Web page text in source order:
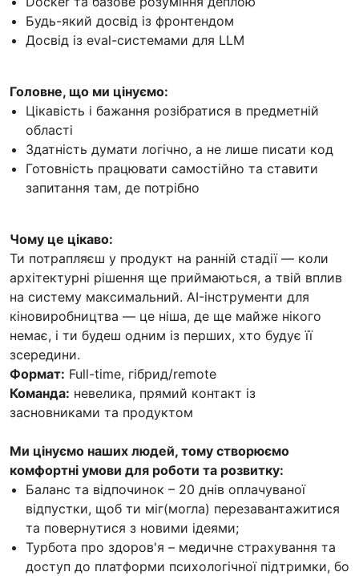
Будь-який досвід із фронтендом
Досвід із eval-системами для LLM
Головне, що ми цінуємо:
Цікавість і бажання розібратися в предметній
області
Здатність думати логічно, а не лише писати код
Готовність працювати самостійно та ставити
запитання там, де потрібно
Чому це цікаво:
Ти потрапляєш у продукт на ранній стадії — коли
архітектурні рішення ще приймаються, а твій вплив
на систему максимальний. AI-інструменти для
кіновиробництва — це ніша, де ще майже нікого
немає, і ти будеш одним із перших, хто будує її
зсередини.
Формат: Full-time, гібрид/remote
Команда: невелика, прямий контакт із
засновниками та продуктом
Ми цінуємо наших людей, тому створюємо
комфортні умови для роботи та розвитку:
Баланс та відпочинок – 20 днів оплачуваної
відпустки, щоб ти міг(могла) перезавантажитися
та повернутися з новими ідеями;
Турбота про здоров'я – медичне страхування та
доступ до платформи психологічної підтримки, бо